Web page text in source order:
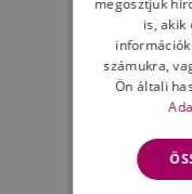
megosztjuk
is, akik
számukra,
Ön általi